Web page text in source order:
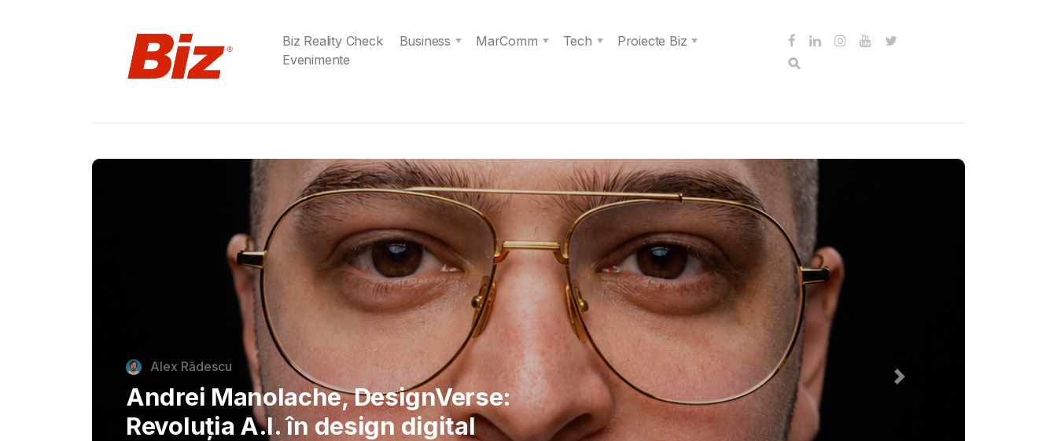
Biz Reality Check Business MarComm Tech
Proiecte Biz
Evenimente
Birra Moretti® a adus spiritul unei
autentice piazzette italiene în
București, invitând publicul să
savureze plăcerile simple ale vieții